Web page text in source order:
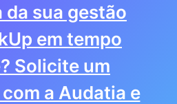
sua gestão
em tempo
Solicite um
a Audatia e